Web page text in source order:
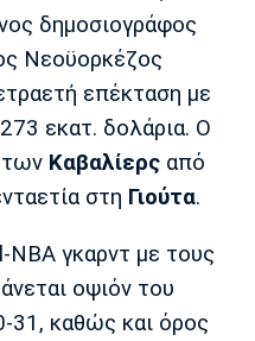
Πανσερραϊκός
Ατλέτικο
Μαδρίτης
δημοσιογράφος
Νεοϋορκέζος
επέκταση με
εκατ. δολάρια. Ο
Καβαλίερς από
στη Γιούτα.
γκαρντ με τους
οψιόν του
31, καθώς και όρος